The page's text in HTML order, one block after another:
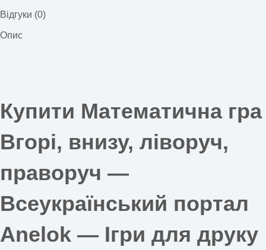
Відгуки (0)
Опис
Купити Математична гра
Вгорі, внизу, ліворуч,
праворуч —
Всеукраїнський портал
Anelok — Ігри для друку